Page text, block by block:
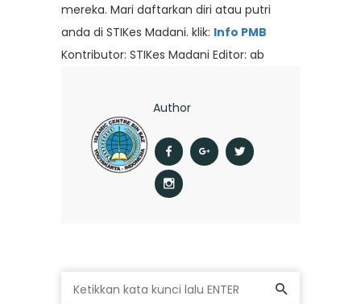
mereka. Mari daftarkan diri atau putri
anda di STIKes Madani. klik: Info PMB
Kontributor: STIKes Madani Editor: ab
Author